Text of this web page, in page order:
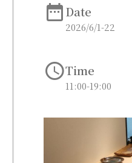
Date
2026/6/1-22
Time
11:00-19:00